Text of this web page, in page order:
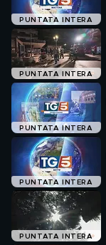
PUNTATA INTERA
PUNTATA INTERA
PUNTATA INTERA
PUNTATA INTERA
PUNTATA INTERA